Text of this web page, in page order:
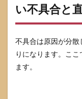
い不具合と
不具合は原因が分
りになります。こ
ます。